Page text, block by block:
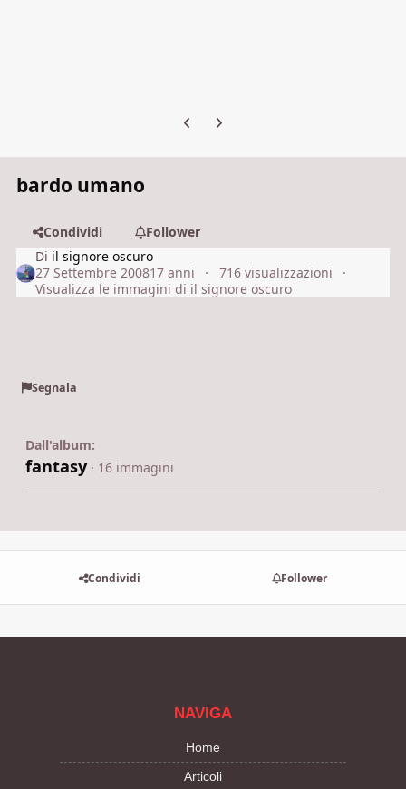
Previous carousel slide
Next carousel slide
bardo umano
Condividi
Follower
Di il signore oscuro
27 Settembre 200817 anni
716 visualizzazioni
Visualizza le immagini di il signore oscuro
Segnala
Dall'album:
fantasy · 16 immagini
Condividi Follower
NAVIGA
Home
Articoli